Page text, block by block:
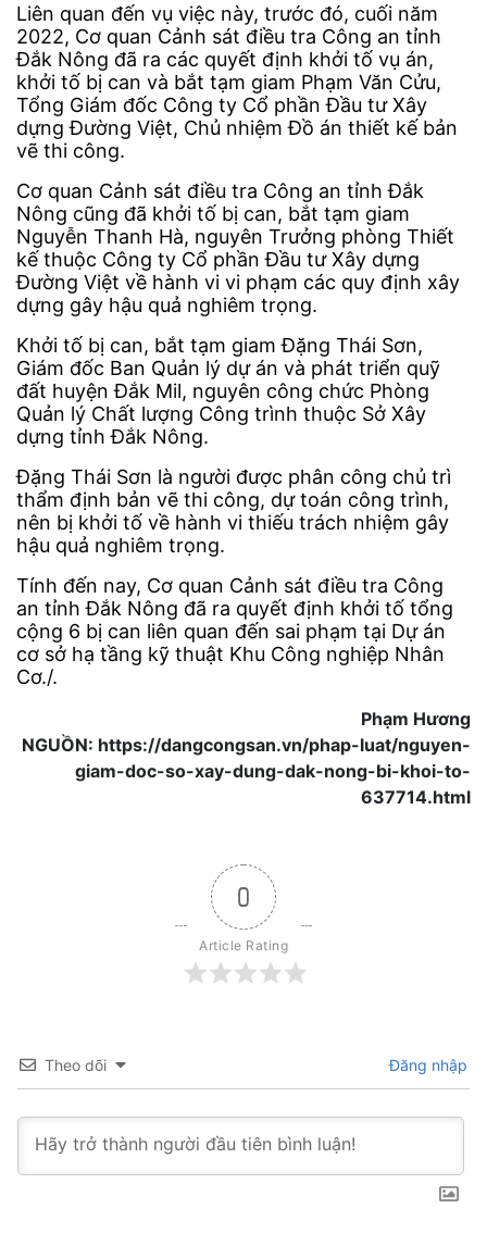
Liên quan đến vụ việc này, trước đó, cuối năm
2022, Cơ quan Cảnh sát điều tra Công an tỉnh
Đắk Nông đã ra các quyết định khởi tố vụ án,
khởi tố bị can và bắt tạm giam Phạm Văn Cửu,
Tổng Giám đốc Công ty Cổ phần Đầu tư Xây
dựng Đường Việt, Chủ nhiệm Đồ án thiết kế bản
vẽ thi công.
Cơ quan Cảnh sát điều tra Công an tỉnh Đắk
Nông cũng đã khởi tố bị can, bắt tạm giam
Nguyễn Thanh Hà, nguyên Trưởng phòng Thiết
kế thuộc Công ty Cổ phần Đầu tư Xây dựng
Đường Việt về hành vi vi phạm các quy định xây
dựng gây hậu quả nghiêm trọng.
Khởi tố bị can, bắt tạm giam Đặng Thái Sơn,
Giám đốc Ban Quản lý dự án và phát triển quỹ
đất huyện Đắk Mil, nguyên công chức Phòng
Quản lý Chất lượng Công trình thuộc Sở Xây
dựng tỉnh Đắk Nông.
Đặng Thái Sơn là người được phân công chủ trì
thẩm định bản vẽ thi công, dự toán công trình,
nên bị khởi tố về hành vi thiếu trách nhiệm gây
hậu quả nghiêm trọng.
Tính đến nay, Cơ quan Cảnh sát điều tra Công
an tỉnh Đắk Nông đã ra quyết định khởi tố tổng
cộng 6 bị can liên quan đến sai phạm tại Dự án
cơ sở hạ tầng kỹ thuật Khu Công nghiệp Nhân
Cơ./.
Phạm Hương
NGUỒN: https://dangcongsan.vn/phap-luat/nguyen-
giam-doc-so-xay-dung-dak-nong-bi-khoi-to-
637714.html
0
Article Rating
Theo dõi Đăng nhập